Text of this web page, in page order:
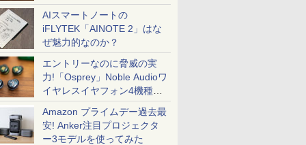
AIスマートノートの
iFLYTEK「AINOTE 2」はな
ぜ魅力的なのか？
エントリーなのに脅威の実
力!「Osprey」Noble Audioワ
イヤレスイヤフォン4機種を
一気に聴く
Amazon プライムデー過去最
安! Anker注目プロジェクタ
ー3モデルを使ってみた